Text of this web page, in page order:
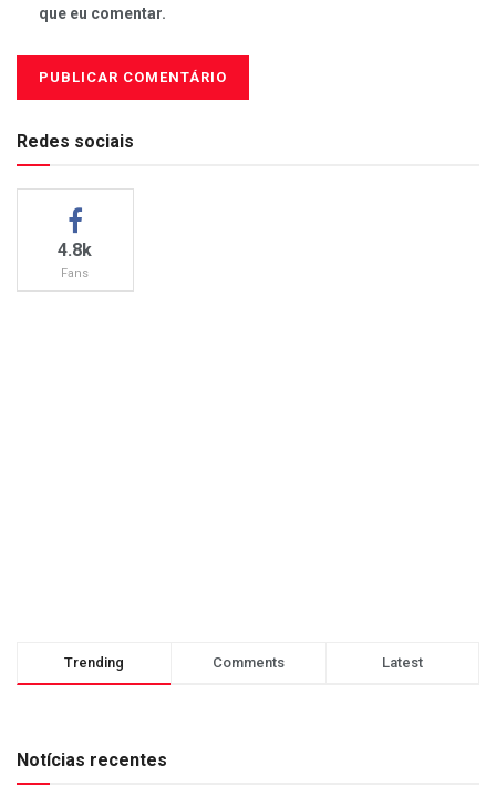
que eu comentar.
Redes sociais
4.8k
Fans
Trending Comments Latest
Notícias recentes